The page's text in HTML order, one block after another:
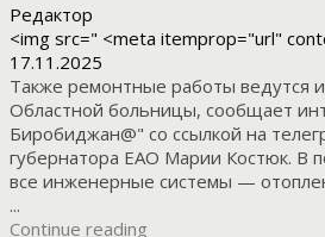
Редактор
<img src=" <meta itemprop="url"
17.11.2025
Также ремонтные работы ведутся
Областной больницы, сообщает
Биробиджан@" со ссылкой на
губернатора ЕАО Марии Костюк. В
все инженерные системы —
...
Continue reading